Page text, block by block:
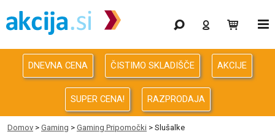
Gaming
Odprodaja
Računalništvo
Računalništvo za podjetja
DNEVNA CENA ČISTIMO SKLADIŠČE AKCIJE
SUPER CENA! RAZPRODAJA
Domov > Gaming > Gaming Pripomočki > Slušalke